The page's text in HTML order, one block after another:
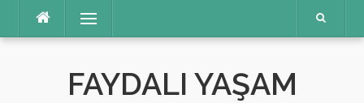
Menü
FAYDALI YAŞAM